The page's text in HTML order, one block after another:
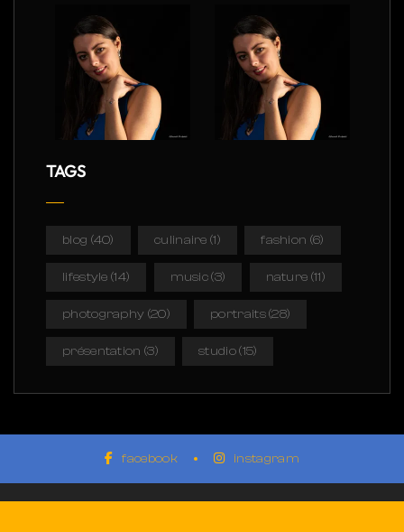
TAGS
blog (40) culinaire (1) fashion (6)
lifestyle (14) music(3) nature (11)
photography (20) portraits(28)
présentation (3) studio(15)
facebook instagram